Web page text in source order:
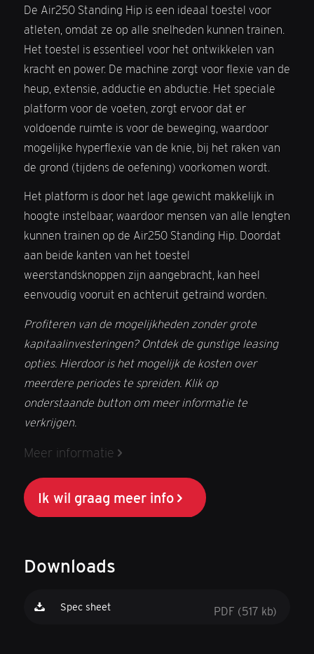
De Air250 Standing Hip is een ideaal toestel voor
atleten, omdat ze op alle snelheden kunnen trainen.
Het toestel is essentieel voor het ontwikkelen van
kracht en power. De machine zorgt voor flexie van de
heup, extensie, adductie en abductie. Het speciale
platform voor de voeten, zorgt ervoor dat er
voldoende ruimte is voor de beweging, waardoor
mogelijke hyperflexie van de knie, bij het raken van
de grond (tijdens de oefening) voorkomen wordt.
Het platform is door het lage gewicht makkelijk in
hoogte instelbaar, waardoor mensen van alle lengten
kunnen trainen op de Air250 Standing Hip. Doordat
aan beide kanten van het toestel
weerstandsknoppen zijn aangebracht, kan heel
eenvoudig vooruit en achteruit getraind worden.
Profiteren van de mogelijkheden zonder grote
kapitaalinvesteringen? Ontdek de gunstige leasing
opties. Hierdoor is het mogelijk de kosten over
meerdere periodes te spreiden. Klik op
onderstaande button om meer informatie te
verkrijgen.
Meer informatie
Ik wil graag meer info
Downloads
Spec sheet PDF (517 kb)